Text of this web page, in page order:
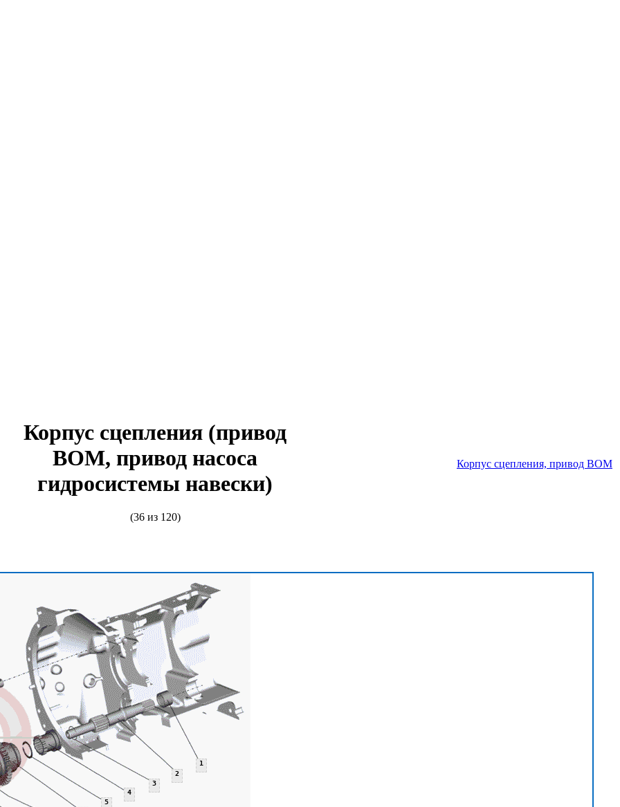
Корпус сцепления (привод
ВОМ, привод насоса
гидросистемы навески)
(36 из 120)
Корпус сцепления, привод ВОМ
1
2
3
4
5